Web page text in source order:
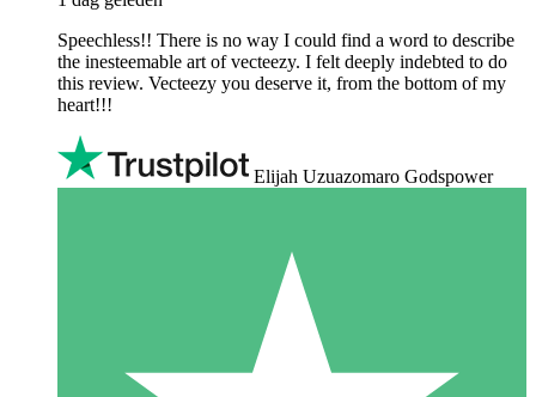
Speechless!! There is no way I could find a word to describe
the inesteemable art of vecteezy. I felt deeply indebted to do
this review. Vecteezy you deserve it, from the bottom of my
heart!!!
Elijah Uzuazomaro Godspower